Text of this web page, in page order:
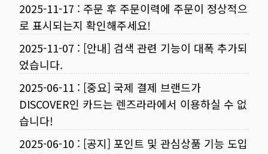
2025-11-17 : 주문 후 주문이력에 주문이 정상적으
로 표시되는지 확인해주세요!
2025-11-07 : [안내] 검색 관련 기능이 대폭 추가되
었습니다.
2025-06-11 : [중요] 국제 결제 브랜드가
DISCOVER인 카드는 렌즈라라에서 이용하실 수 없
습니다!
2025-06-10 : [공지] 포인트 및 관심상품 기능 도입